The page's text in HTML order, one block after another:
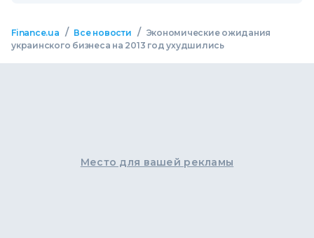
Finance.ua / Все новости / Экономические ожидания
украинского бизнеса на 2013 год ухудшились
Место для вашей рекламы